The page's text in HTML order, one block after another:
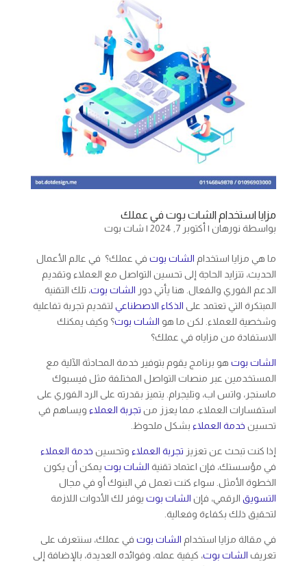
مزايا استخدام الشات بوت في عملك
بواسطة نورهان| أكتوبر 7, 2024 | شات بوت
ما هي مزايا استخدام الشات بوتفي عملك؟ في عالم الأعمال
الحديث، تتزايد الحاجة إلى تحسين التواصل مع العملاء وتقديم
الدعم الفوري والفعال. هنا يأتي دور الشات بوت، تلك التقنية
المبتكرة التي تعتمد على الذكاء الاصطناعيلتقديم تجربة تفاعلية
وشخصية للعملاء. لكن ما هو الشات بوت؟ وكيف يمكنك
الاستفادة من مزاياه في عملك؟
الشات بوتهو برنامج يقوم بتوفير خدمة المحادثة الآلية مع
المستخدمين عبر منصات التواصل المختلفة مثل فيسبوك
ماسنجر، واتس اب، وتليجرام. يتميز بقدرته على الرد الفوري على
استفسارات العملاء، مما يعزز من تجربة العملاءويساهم في
تحسين خدمة العملاءبشكل ملحوظ.
إذا كنت تبحث عن تعزيز تجربة العملاءوتحسين خدمة العملاء
في مؤسستك، فإن اعتماد تقنية الشات بوتيمكن أن يكون
الخطوة الأمثل. سواء كنت تعمل في البنوك أو في مجال
التسويقالرقمي، فإن الشات بوتيوفر لك الأدوات اللازمة
لتحقيق ذلك بكفاءة وفعالية.
في مقالة مزايا استخدام الشات بوتفي عملك، سنتعرف على
تعريف الشات بوت، كيفية عمله، وفوائده العديدة، بالإضافة إلى